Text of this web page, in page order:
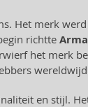
Het merk
richtte
het merk
en stijl.